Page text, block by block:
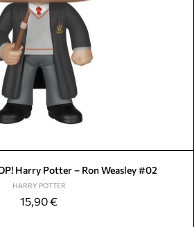
Harry Potter – Ron Weasley #02
HARRY POTTER
15,90€